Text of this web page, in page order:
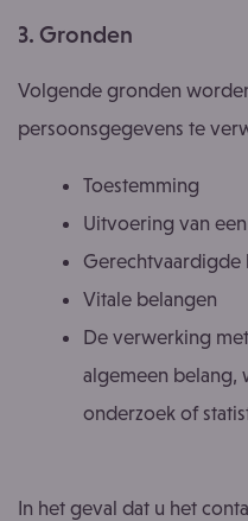
3. Gronden
Volgende gronden
persoonsgegevens te
Toestemming
Uitvoering van
Gerechtvaardigde
Vitale belangen
De verwerking
algemeen belang,
onderzoek of
In het geval dat u het